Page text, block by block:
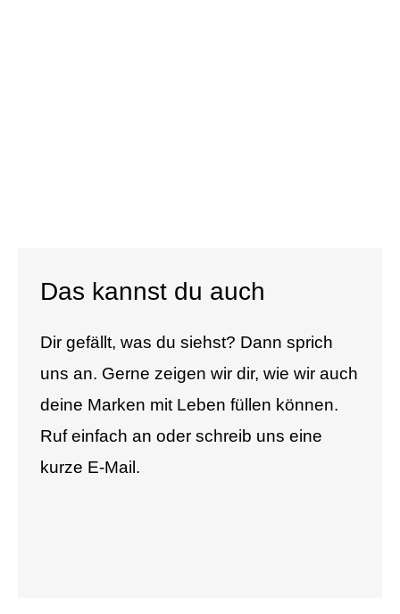
Das kannst du auch
Dir gefällt, was du siehst? Dann sprich
uns an. Gerne zeigen wir dir, wie wir auch
deine Marken mit Leben füllen können.
Ruf einfach an oder schreib uns eine
kurze E-Mail.